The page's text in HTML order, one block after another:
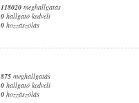
118020 meghallgatás
0 hallgató kedveli
0 hozzászólás
875 meghallgatás
0 hallgató kedveli
0 hozzászólás